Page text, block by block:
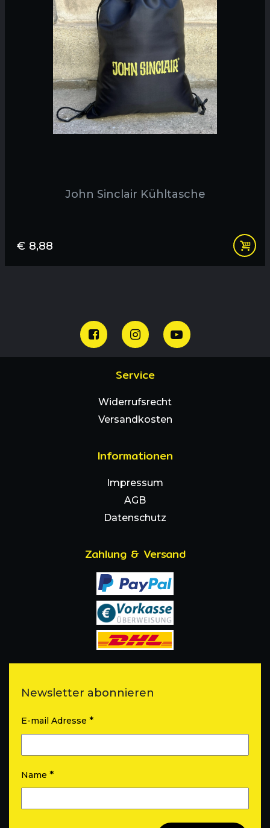
John Sinclair Kühltasche
€ 8,88
Service
Widerrufsrecht
Versandkosten
Informationen
Impressum
AGB
Datenschutz
Zahlung & Versand
Newsletter abonnieren
E-mail Adresse *
Name *